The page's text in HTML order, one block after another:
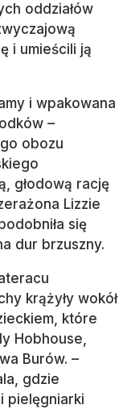
oddziałów
i umieścili ją
i wpakowana
–
obozu
głodową rację
Lizzie
się
dur brzuszny.
krążyły wokół
które
Hobhouse,
Burów. –
gdzie
pielęgniarki